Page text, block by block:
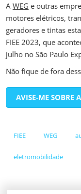
A WEG e outras
motores elétricos,
geradores e tintas
FIEE 2023, que
julho no São Paulo
Não fique de fora
AVISE-ME SOBRE
FIEE WEG
eletromobilidade